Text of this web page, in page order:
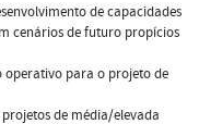
de capacidades
cenários de futuro propícios
operativo para o projeto de
de média/elevada